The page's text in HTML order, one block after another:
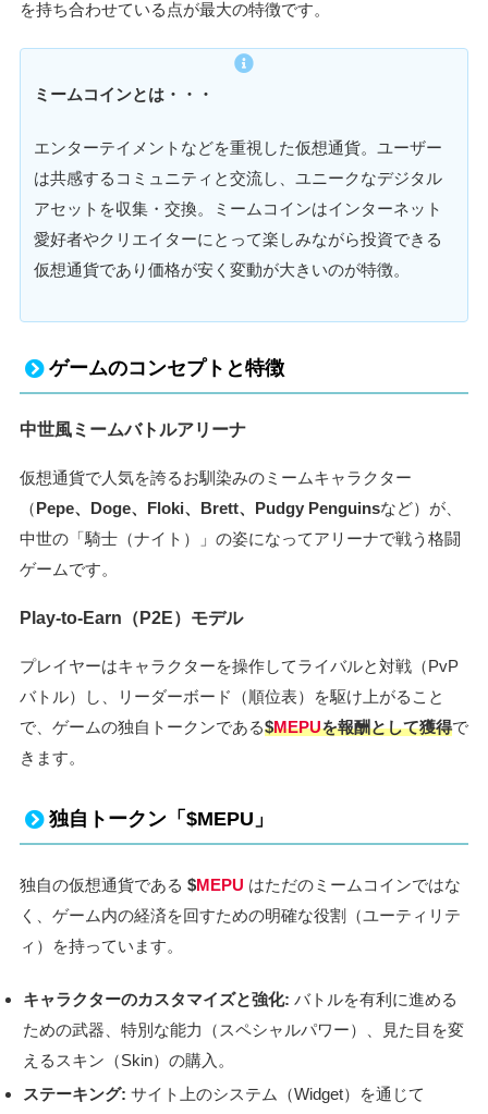
を持ち合わせている点が最大の特徴です。
ミームコインとは・・・
エンターテイメントなどを重視した仮想通貨。ユーザー
は共感するコミュニティと交流し、ユニークなデジタル
アセットを収集・交換。ミームコインはインターネット
愛好者やクリエイターにとって楽しみながら投資できる
仮想通貨であり価格が安く変動が大きいのが特徴。
ゲームのコンセプトと特徴
中世風ミームバトルアリーナ
仮想通貨で人気を誇るお馴染みのミームキャラクター
（Pepe、Doge、Floki、Brett、Pudgy Penguinsなど）が、
中世の「騎士（ナイト）」の姿になってアリーナで戦う格闘
ゲームです。
Play-to-Earn（P2E）モデル
プレイヤーはキャラクターを操作してライバルと対戦（PvP
バトル）し、リーダーボード（順位表）を駆け上がること
で、ゲームの独自トークンである$MEPUを報酬として獲得で
きます。
独自トークン「$MEPU」
独自の仮想通貨である $MEPU はただのミームコインではな
く、ゲーム内の経済を回すための明確な役割（ユーティリテ
ィ）を持っています。
キャラクターのカスタマイズと強化: バトルを有利に進める
ための武器、特別な能力（スペシャルパワー）、見た目を変
えるスキン（Skin）の購入。
ステーキング: サイト上のシステム（Widget）を通じて